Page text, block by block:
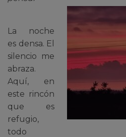
La noche
es densa. El
silencio me
abraza.
Aquí, en
este rincón
que es
refugio,
todo